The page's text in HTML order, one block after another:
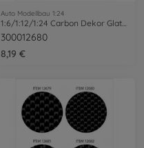
Auto Modellbau 1:24
300012680
8,19 €